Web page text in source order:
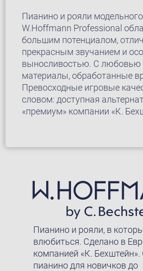
Пианино и рояли
W.Hoffmann Professional
большим потенциалом,
прекрасным звучанием и
выносливостью. С любовью
материалы, обработанные
Превосходные игровые
словом: доступная
«премиум» компании «К.
Пианино и рояли, в
влюбиться. Сделано в
компанией «К. Бехштейн».
пианино для новичков до